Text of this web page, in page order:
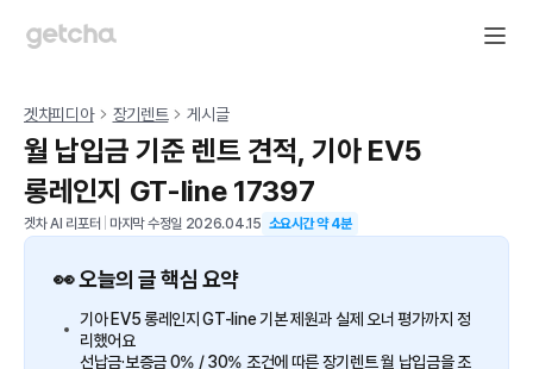
겟차피디아 장기렌트 게시글
월 납입금 기준 렌트 견적, 기아 EV5
롱레인지 GT-line 17397
겟차 AI 리포터 마지막 수정일 2026.04.15 소요시간 약4분
👀 오늘의 글 핵심 요약
기아 EV5 롱레인지 GT-line 기본 제원과 실제 오너 평가까지 정
리했어요
선납금·보증금 0% / 30% 조건에 따른 장기렌트 월 납입금을 조